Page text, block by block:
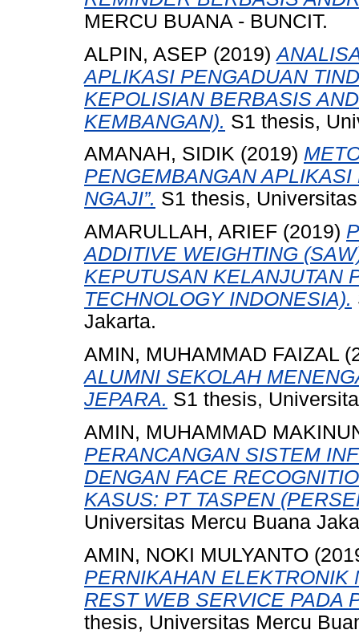
MERCU BUANA - BUNCIT.
ALPIN, ASEP (2019)
APLIKASI PENGADUAN
KEPOLISIAN BERBASIS
KEMBANGAN). S1 thesis,
AMANAH, SIDIK (2019)
PENGEMBANGAN APLIKASI
NGAJI”. S1 thesis,
AMARULLAH, ARIEF (2019)
ADDITIVE WEIGHTING
KEPUTUSAN KELANJUTAN
TECHNOLOGY INDONESIA).
Jakarta.
AMIN, MUHAMMAD FAIZAL
ALUMNI SEKOLAH
JEPARA. S1 thesis,
AMIN, MUHAMMAD
PERANCANGAN SISTEM
DENGAN FACE
KASUS: PT TASPEN
Universitas Mercu Buana
AMIN, NOKI MULYANTO
PERNIKAHAN ELEKTRONIK
REST WEB SERVICE PADA
thesis, Universitas Mercu